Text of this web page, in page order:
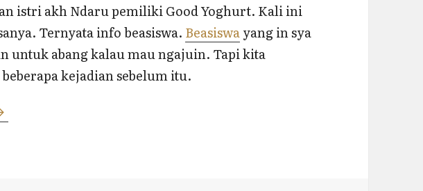
istri akh Ndaru pemiliki Good Yoghurt. Kali ini
Ternyata info beasiswa. Beasiswayang in sya
untuk abang kalau mau ngajuin. Tapi kita
kejadian sebelum itu.
Bye Brunei…